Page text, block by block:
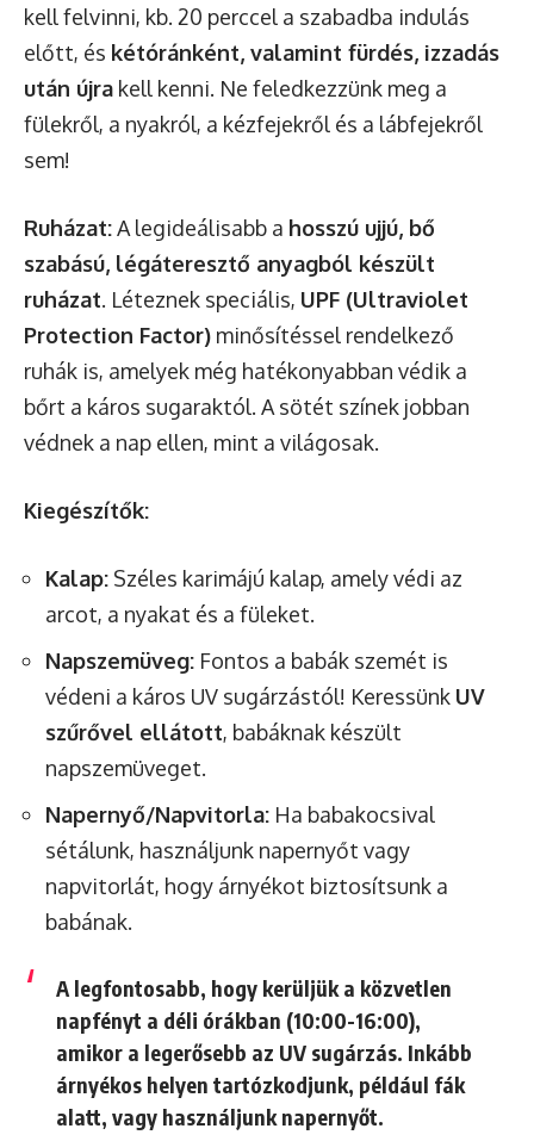
kell felvinni, kb. 20 perccel a szabadba indulás
előtt, és kétóránként, valamint fürdés, izzadás
után újra kell kenni. Ne feledkezzünk meg a
fülekről, a nyakról, a kézfejekről és a lábfejekről
sem!
Ruházat:A legideálisabb a hosszú ujjú, bő
szabású, légáteresztő anyagból készült
ruházat. Léteznek speciális, UPF (Ultraviolet
Protection Factor) minősítéssel rendelkező
ruhák is, amelyek még hatékonyabban védik a
bőrt a káros sugaraktól. A sötét színek jobban
védnek a nap ellen, mint a világosak.
Kiegészítők:
Kalap: Széles karimájú kalap, amely védi az
arcot, a nyakat és a füleket.
Napszemüveg: Fontos a babák szemét is
védeni a káros UV sugárzástól! Keressünk UV
szűrővel ellátott, babáknak készült
napszemüveget.
Napernyő/Napvitorla: Ha babakocsival
sétálunk, használjunk napernyőt vagy
napvitorlát, hogy árnyékot biztosítsunk a
babának.
A legfontosabb, hogy kerüljük a közvetlen
napfényt a déli órákban (10:00-16:00),
amikor a legerősebb az UV sugárzás. Inkább
árnyékos helyen tartózkodjunk, például fák
alatt, vagy használjunk napernyőt.